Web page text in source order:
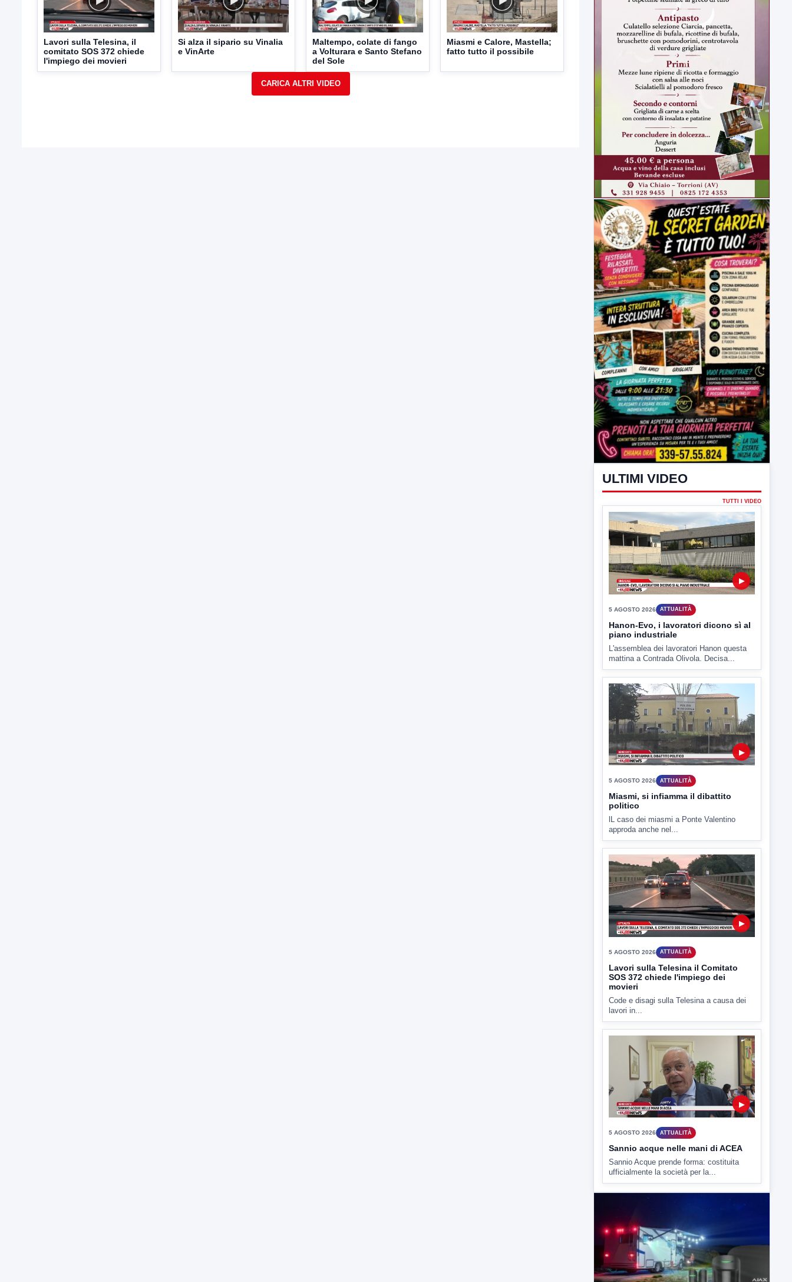
Lavori sulla Telesina, il
comitato SOS 372 chiede
l'impiego dei movieri
Si alza il sipario su Vinalia
e VinArte
Maltempo, colate di fango
a Volturara e Santo Stefano
del Sole
Miasmi e Calore, Mastella;
fatto tutto il possibile
ULTIMI VIDEO
TUTTI I VIDEO
▶
5 AGOSTO 2026 ATTUALITÀ
Hanon-Evo, i lavoratori dicono sì al
piano industriale
L'assemblea dei lavoratori Hanon questa
mattina a Contrada Olivola. Decisa...
▶
5 AGOSTO 2026 ATTUALITÀ
Miasmi, si infiamma il dibattito
politico
lL caso dei miasmi a Ponte Valentino
approda anche nel...
▶
5 AGOSTO 2026 ATTUALITÀ
Lavori sulla Telesina il Comitato
SOS 372 chiede l'impiego dei
movieri
Code e disagi sulla Telesina a causa dei
lavori in...
▶
5 AGOSTO 2026 ATTUALITÀ
Sannio acque nelle mani di ACEA
Sannio Acque prende forma: costituita
ufficialmente la società per la...